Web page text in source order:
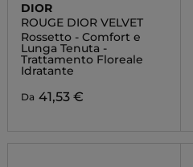
DIOR
ROUGE DIOR VELVET
Rossetto - Comfort e
Lunga Tenuta -
Trattamento Floreale
Idratante
Da 41,53 €